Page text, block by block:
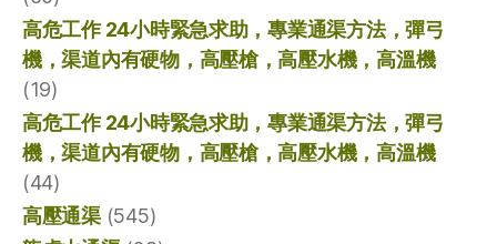
高危工作 24小時緊急求助，專業通渠方法，彈弓
機，渠道內有硬物，高壓槍，高壓水機，高溫機
(19)
高危工作 24小時緊急求助，專業通渠方法，彈弓
機，渠道內有硬物，高壓槍，高壓水機，高溫機
(44)
高壓通渠(545)